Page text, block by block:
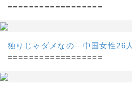
==================
独りじゃダメなの―中国女性26
==================